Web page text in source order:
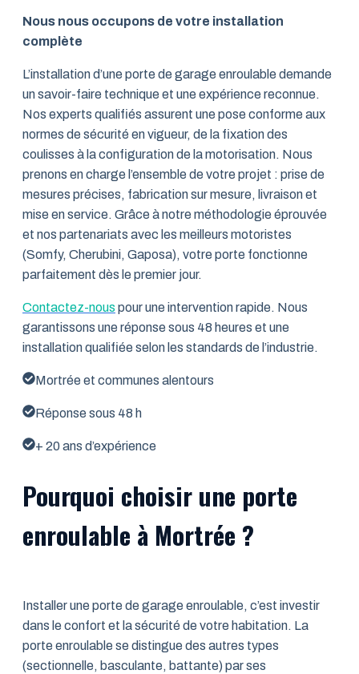
Nous nous occupons de votre installation
complète
L’installation d’une porte de garage enroulable demande
un savoir-faire technique et une expérience reconnue.
Nos experts qualifiés assurent une pose conforme aux
normes de sécurité en vigueur, de la fixation des
coulisses à la configuration de la motorisation. Nous
prenons en charge l’ensemble de votre projet : prise de
mesures précises, fabrication sur mesure, livraison et
mise en service. Grâce à notre méthodologie éprouvée
et nos partenariats avec les meilleurs motoristes
(Somfy, Cherubini, Gaposa), votre porte fonctionne
parfaitement dès le premier jour.
Contactez-nous pour une intervention rapide. Nous
garantissons une réponse sous 48 heures et une
installation qualifiée selon les standards de l’industrie.
Mortrée et communes alentours
Réponse sous 48 h
+ 20 ans d’expérience
Pourquoi choisir une porte
enroulable à Mortrée ?
Installer une porte de garage enroulable, c’est investir
dans le confort et la sécurité de votre habitation. La
porte enroulable se distingue des autres types
(sectionnelle, basculante, battante) par ses